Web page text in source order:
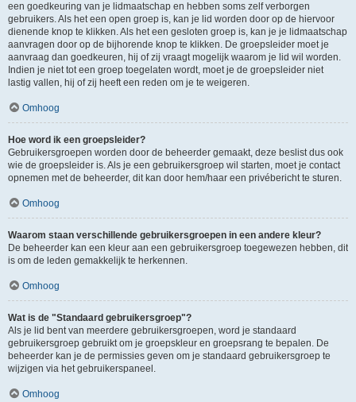
een goedkeuring van je lidmaatschap en hebben soms zelf verborgen
gebruikers. Als het een open groep is, kan je lid worden door op de hiervoor
dienende knop te klikken. Als het een gesloten groep is, kan je je lidmaatschap
aanvragen door op de bijhorende knop te klikken. De groepsleider moet je
aanvraag dan goedkeuren, hij of zij vraagt mogelijk waarom je lid wil worden.
Indien je niet tot een groep toegelaten wordt, moet je de groepsleider niet
lastig vallen, hij of zij heeft een reden om je te weigeren.
Omhoog
Hoe word ik een groepsleider?
Gebruikersgroepen worden door de beheerder gemaakt, deze beslist dus ook
wie de groepsleider is. Als je een gebruikersgroep wil starten, moet je contact
opnemen met de beheerder, dit kan door hem/haar een privébericht te sturen.
Omhoog
Waarom staan verschillende gebruikersgroepen in een andere kleur?
De beheerder kan een kleur aan een gebruikersgroep toegewezen hebben, dit
is om de leden gemakkelijk te herkennen.
Omhoog
Wat is de "Standaard gebruikersgroep"?
Als je lid bent van meerdere gebruikersgroepen, word je standaard
gebruikersgroep gebruikt om je groepskleur en groepsrang te bepalen. De
beheerder kan je de permissies geven om je standaard gebruikersgroep te
wijzigen via het gebruikerspaneel.
Omhoog